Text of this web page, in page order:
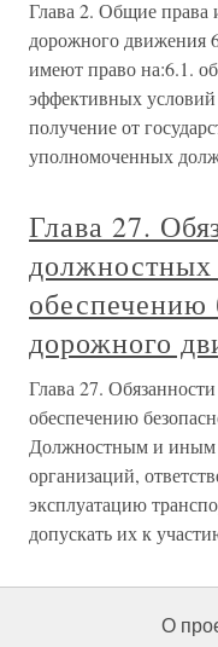
Глава 2. Общие права
дорожного движения
имеют право на:6.1.
эффективных
получение от
уполномоченных
Глава 27.
обеспечению
дорожного
Глава 27.
обеспечению
Должностным и иным
организаций,
эксплуатацию
допускать их к
О